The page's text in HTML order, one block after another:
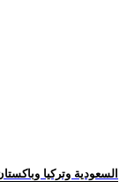
.. السعودية وتركيا